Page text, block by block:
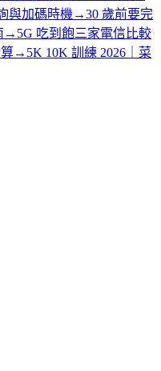
與加碼時機 →30 歲前要完
→ 5G 吃到飽三家電信比較
→ 5K 10K 訓練 2026｜菜